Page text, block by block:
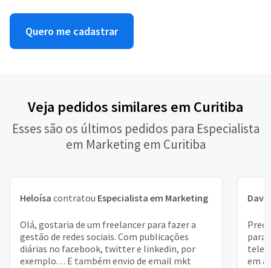
Quero me cadastrar
Veja pedidos similares em Curitiba
Esses são os últimos pedidos para Especialista
em Marketing em Curitiba
Heloísa contratou Especialista em Marketing
Olá, gostaria de um freelancer para fazer a
gestão de redes sociais. Com publicações
diárias no facebook, twitter e linkedin, por
exemplo. . . E também envio de email mkt
Davi
para
em